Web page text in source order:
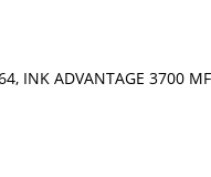
INK ADVANTAGE 3700